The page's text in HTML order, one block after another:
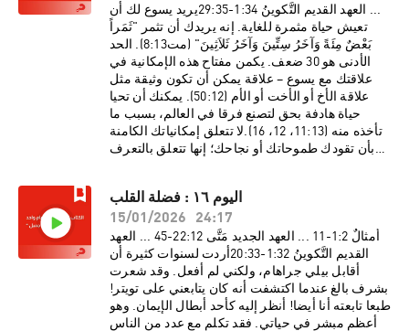
... العهد القديم التَّكوينُ 34:‏1-‏35:‏29يريد يسوع لك أن
تعيش حياة مثمرة للغاية. إنه يريدك أن تثمر "ثَمَراً
بَعْضٌ مِئَةً وَآخَرُ سِتِّينَ وَآخَرُ ثَلاَثِينَ" (مت8:13). الحد
الأدنى هو 30 ضعف. يكمن مفتاح هذه الإمكانية في
علاقتك مع يسوع – علاقة يمكن أن تكون وثيقة مثل
علاقة الأخ أو الأخت أو الأم (50:12). يمكنك أن تحيا
حياة هادفة بحق لتصنع فرقا في العالم، بسبب ما
تأخذه منه (11:13، 12، 16).لا تتعلق إمكانياتك الكامنة
بأن تقودك طموحاتك أو نجاحك؛ إنها تتعلق بالتعرف
بدأت تحقق طاقاتك المعطاة لك من الله، كلما ائتمنك
اليوم ١٦ : فضلة القلب
15/01/2026
24:17
أمثالٌ 2:‏1-‏11 ... العهد الجديد مَتَّى 12:‏22-‏45 ... العهد
القديم التَّكوينُ 32:‏1-‏33:‏20أردت لسنوات كثيرة أن
أقابل بيلي جراهام، ولكني لم أفعل. وقد شعرت
بشرف بالغ عندما اكتشفت أنه كان يتابعني على تويتر!
طبعا تابعته أنا أيضا! أنظر إليه كأحد أبطال الإيمان. وهو
أعظم مبشر في حياتي. فقد تكلم مع عدد من الناس